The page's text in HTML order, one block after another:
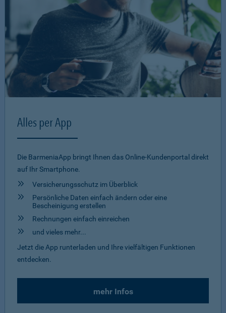
Alles per App
Die BarmeniaApp bringt Ihnen das Online-Kundenportal direkt
auf Ihr Smartphone.
Versicherungsschutz im Überblick
Persönliche Daten einfach ändern oder eine
Bescheinigung erstellen
Rechnungen einfach einreichen
und vieles mehr...
Jetzt die App runterladen und Ihre vielfältigen Funktionen
entdecken.
mehr Infos